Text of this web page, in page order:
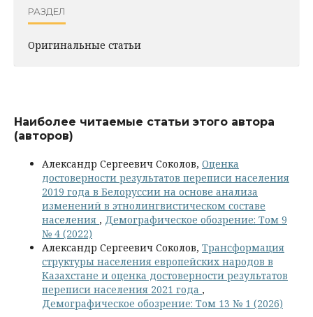
РАЗДЕЛ
Оригинальные статьи
Наиболее читаемые статьи этого автора
(авторов)
Александр Сергеевич Соколов, Оценка
достоверности результатов переписи населения
2019 года в Белоруссии на основе анализа
изменений в этнолингвистическом составе
населения , Демографическое обозрение: Том 9
№ 4 (2022)
Александр Сергеевич Соколов, Трансформация
структуры населения европейских народов в
Казахстане и оценка достоверности результатов
переписи населения 2021 года ,
Демографическое обозрение: Том 13 № 1 (2026)